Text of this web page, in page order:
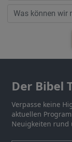
Der Bibel
Verpasse keine
aktuellen
Neuigkeiten rund